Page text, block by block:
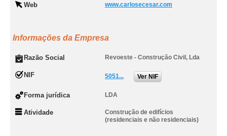
Web www.carlosecesar.com
Informações da Empresa
Razão Social Revoeste - Construção Civil, Lda
NIF 5051... Ver NIF
Forma jurídica LDA
Atividade
Construção de edifícios
(residenciais e não residenciais)